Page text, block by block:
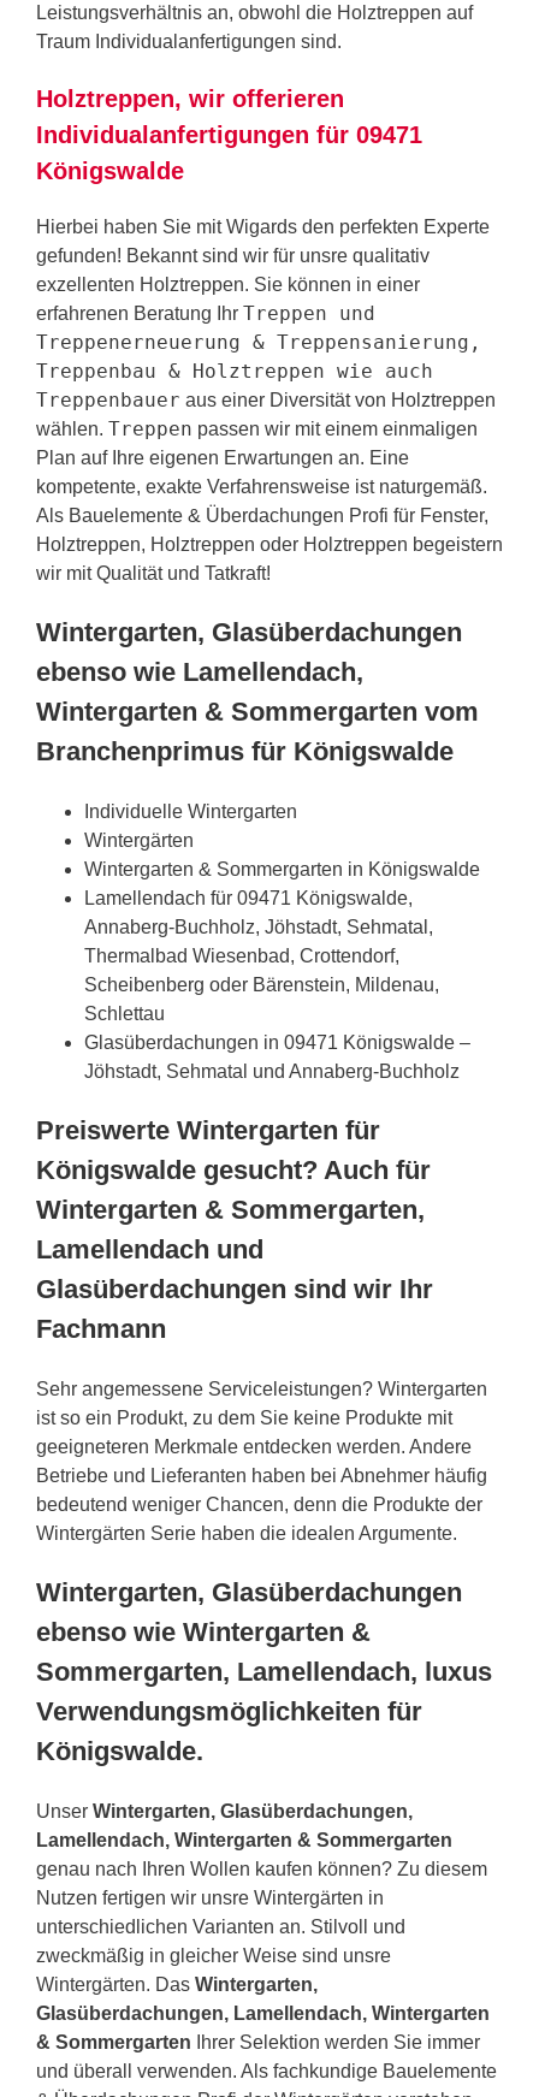
Leistungsverhältnis an, obwohl die Holztreppen auf
Traum Individualanfertigungen sind.
Holztreppen, wir offerieren
Individualanfertigungen für 09471
Königswalde
Hierbei haben Sie mit Wigards den perfekten Experte
gefunden! Bekannt sind wir für unsre qualitativ
exzellenten Holztreppen. Sie können in einer
erfahrenen Beratung Ihr Treppen und
Treppenerneuerung & Treppensanierung,
Treppenbau & Holztreppen wie auch
Treppenbauer aus einer Diversität von Holztreppen
wählen. Treppen passen wir mit einem einmaligen
Plan auf Ihre eigenen Erwartungen an. Eine
kompetente, exakte Verfahrensweise ist naturgemäß.
Als Bauelemente & Überdachungen Profi für Fenster,
Holztreppen, Holztreppen oder Holztreppen begeistern
wir mit Qualität und Tatkraft!
Wintergarten, Glasüberdachungen
ebenso wie Lamellendach,
Wintergarten & Sommergarten vom
Branchenprimus für Königswalde
Individuelle Wintergarten
Wintergärten
Wintergarten & Sommergarten in Königswalde
Lamellendach für 09471 Königswalde,
Annaberg-Buchholz, Jöhstadt, Sehmatal,
Thermalbad Wiesenbad, Crottendorf,
Scheibenberg oder Bärenstein, Mildenau,
Schlettau
Glasüberdachungen in 09471 Königswalde –
Jöhstadt, Sehmatal und Annaberg-Buchholz
Preiswerte Wintergarten für
Königswalde gesucht? Auch für
Wintergarten & Sommergarten,
Lamellendach und
Glasüberdachungen sind wir Ihr
Fachmann
Sehr angemessene Serviceleistungen? Wintergarten
ist so ein Produkt, zu dem Sie keine Produkte mit
geeigneteren Merkmale entdecken werden. Andere
Betriebe und Lieferanten haben bei Abnehmer häufig
bedeutend weniger Chancen, denn die Produkte der
Wintergärten Serie haben die idealen Argumente.
Wintergarten, Glasüberdachungen
ebenso wie Wintergarten &
Sommergarten, Lamellendach, luxus
Verwendungsmöglichkeiten für
Königswalde.
Unser Wintergarten, Glasüberdachungen,
Lamellendach, Wintergarten & Sommergarten
genau nach Ihren Wollen kaufen können? Zu diesem
Nutzen fertigen wir unsre Wintergärten in
unterschiedlichen Varianten an. Stilvoll und
zweckmäßig in gleicher Weise sind unsre
Wintergärten. Das Wintergarten,
Glasüberdachungen, Lamellendach, Wintergarten
& Sommergarten Ihrer Selektion werden Sie immer
und überall verwenden. Als fachkundige Bauelemente